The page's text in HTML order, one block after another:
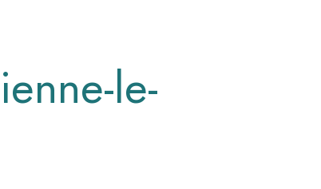
le-